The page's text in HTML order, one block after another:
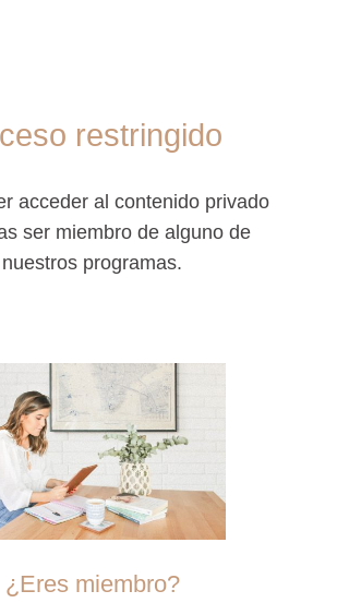
restringido
acceder al contenido privado
ser miembro de alguno de
nuestros programas.
¿Eres miembro?